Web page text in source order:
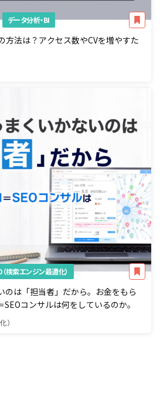
データ分析・BI
方法は？アクセス数やCVを増やすた
検索エンジン最適化）
のは「担当者」だから。お金をもら
コンサルは何をしているのか。
）